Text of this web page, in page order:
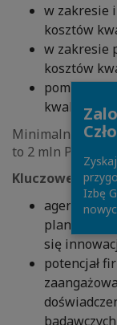
w zakresie
kosztów
w zakresie
kosztów
pomoc de
Minimalna
to 2 mln PLN, a
Kluczowe
agenda
się
potencjał
Izbę